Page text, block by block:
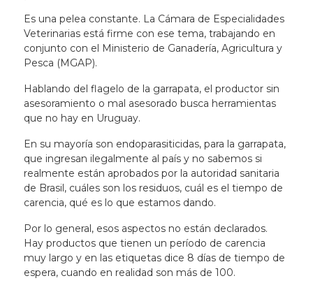
Es una pelea constante. La Cámara de Especialidades
Veterinarias está firme con ese tema, trabajando en
conjunto con el Ministerio de Ganadería, Agricultura y
Pesca (MGAP).
Hablando del flagelo de la garrapata, el productor sin
asesoramiento o mal asesorado busca herramientas
que no hay en Uruguay.
En su mayoría son endoparasiticidas, para la garrapata,
que ingresan ilegalmente al país y no sabemos si
realmente están aprobados por la autoridad sanitaria
de Brasil, cuáles son los residuos, cuál es el tiempo de
carencia, qué es lo que estamos dando.
Por lo general, esos aspectos no están declarados.
Hay productos que tienen un período de carencia
muy largo y en las etiquetas dice 8 días de tiempo de
espera, cuando en realidad son más de 100.